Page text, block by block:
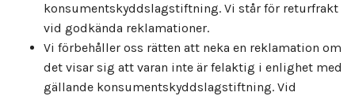
konsumentskyddslagstiftning. Vi står för returfrakt
vid godkända reklamationer.
Vi förbehåller oss rätten att neka en reklamation om
det visar sig att varan inte är felaktig i enlighet med
gällande konsumentskyddslagstiftning. Vid